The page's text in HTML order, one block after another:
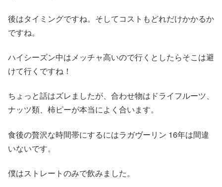
後はタイミングですね。そしてコストもどれだけかかるか
ですね。
ハイシーズン中はメッチャ高いので行くとしたらそこは避
けて行くですね！
ちょっと話はズレましたが、合わせ物はドライフルーツ、
ナッツ類、柿ピーが本当によく合います。
食後の贅沢な時間帯にするにはラガヴーリン 16年は間違
いないです。
僕はストレートのみで飲みました。